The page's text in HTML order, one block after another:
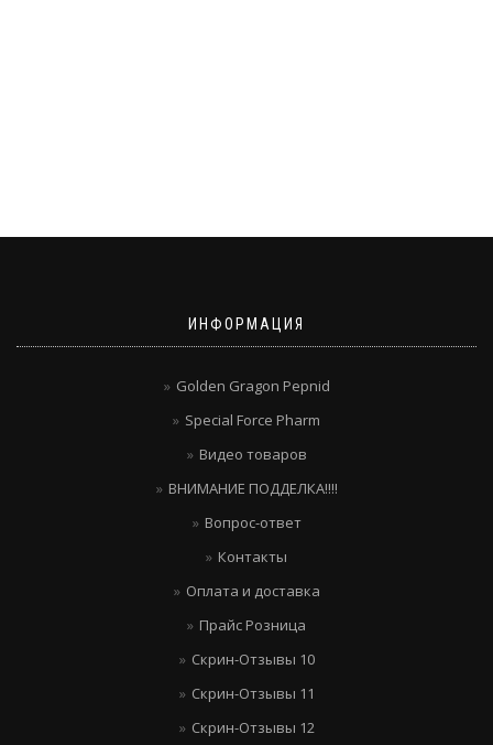
ИНФОРМАЦИЯ
Golden Gragon Pepnid
Special Force Pharm
Видео товаров
ВНИМАНИЕ ПОДДЕЛКА!!!!
Вопрос-ответ
Контакты
Оплата и доставка
Прайс Розница
Скрин-Отзывы 10
Скрин-Отзывы 11
Скрин-Отзывы 12